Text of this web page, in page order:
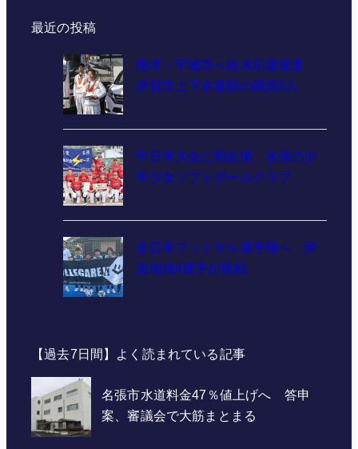
最近の投稿
熊本・宇城市へ給水応援派遣
伊賀市上下水道部の職員3人
中日本大会に初出場 名張の少
年少女ソフトボールクラブ
全日本フットサル選手権へ 伊
賀地域4選手が挑戦
【過去7日間】よく読まれている記事